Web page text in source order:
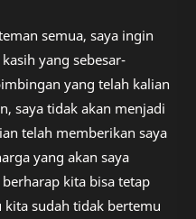
semua, saya ingin
yang sebesar-
yang telah kalian
saya tidak akan menjadi
telah memberikan saya
yang akan saya
kita bisa tetap
sudah tidak bertemu